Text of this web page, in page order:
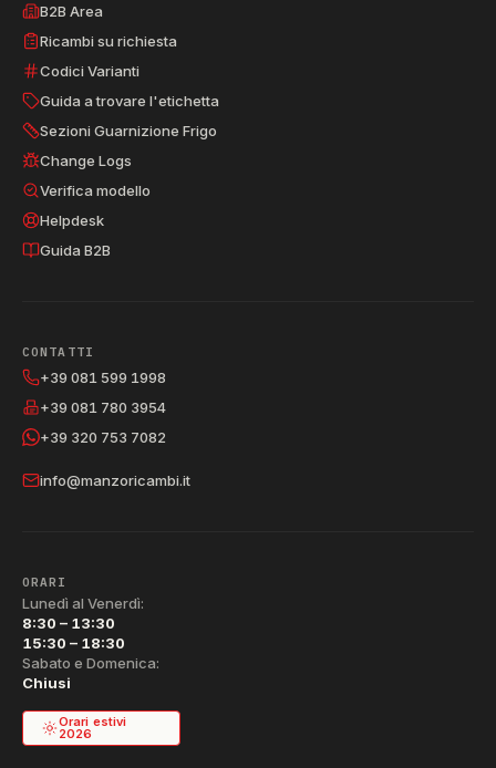
B2B Area
Ricambi su richiesta
Codici Varianti
Guida a trovare l'etichetta
Sezioni Guarnizione Frigo
Change Logs
Verifica modello
Helpdesk
Guida B2B
CONTATTI
+39 081 599 1998
+39 081 780 3954
+39 320 753 7082
info@manzoricambi.it
ORARI
Lunedì al Venerdì:
8:30 – 13:30
15:30 – 18:30
Sabato e Domenica:
Chiusi
Orari estivi
2026